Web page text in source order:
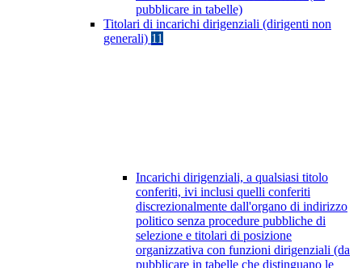
pubblicare in tabelle)
Titolari di incarichi dirigenziali (dirigenti non
generali) 11
Incarichi dirigenziali, a qualsiasi titolo
conferiti, ivi inclusi quelli conferiti
discrezionalmente dall'organo di indirizzo
politico senza procedure pubbliche di
selezione e titolari di posizione
organizzativa con funzioni dirigenziali (da
pubblicare in tabelle che distinguano le